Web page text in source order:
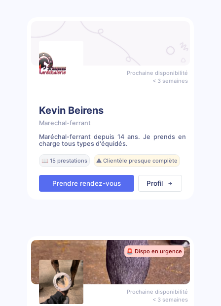
Prochaine disponibilité
< 3 semaines
Kevin Beirens
Marechal-ferrant
Maréchal-ferrant depuis 14 ans. Je prends en
charge tous types d'équidés.
📖 15 prestations ⚠️ Clientèle presque complète
Prendre rendez-vous Profil
🚨 Dispo en urgence
Prochaine disponibilité
< 3 semaines